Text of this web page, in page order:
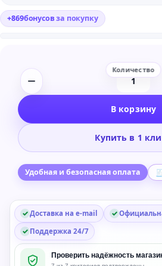
+869бонусовза покупку
Pro
DAW
-
Pro
В корзину
Купить в 1
Удобная и безопасная оплата
Доставка на e-mail
Поддержка 24/7
Проверить надёжность